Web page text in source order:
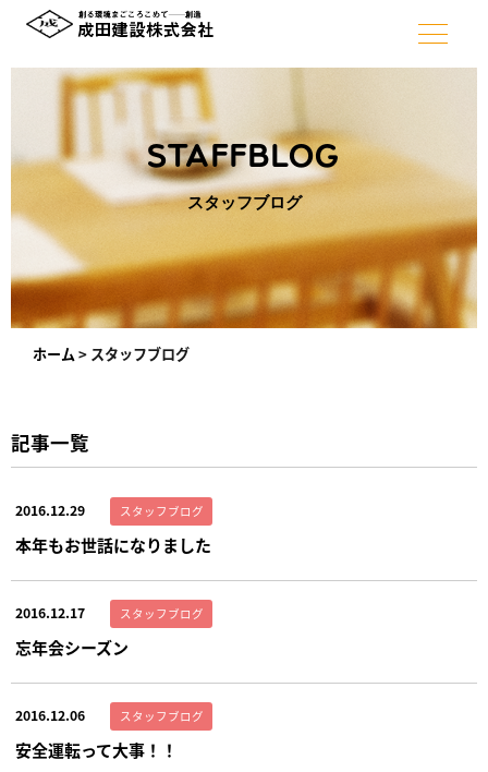
STAFFBLOG
スタッフブログ
ホーム > スタッフブログ
記事一覧
2016.12.29 スタッフブログ
本年もお世話になりました
2016.12.17 スタッフブログ
忘年会シーズン
2016.12.06 スタッフブログ
安全運転って大事！！